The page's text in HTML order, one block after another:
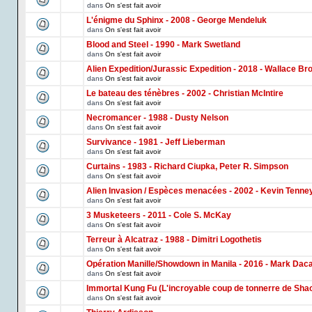
dans On s'est fait avoir
L'énigme du Sphinx - 2008 - George Mendeluk
dans On s'est fait avoir
Blood and Steel - 1990 - Mark Swetland
dans On s'est fait avoir
Alien Expedition/Jurassic Expedition - 2018 - Wallace
dans On s'est fait avoir
Le bateau des ténèbres - 2002 - Christian McIntire
dans On s'est fait avoir
Necromancer - 1988 - Dusty Nelson
dans On s'est fait avoir
Survivance - 1981 - Jeff Lieberman
dans On s'est fait avoir
Curtains - 1983 - Richard Ciupka, Peter R. Simpson
dans On s'est fait avoir
Alien Invasion / Espèces menacées - 2002 - Kevin
dans On s'est fait avoir
3 Musketeers - 2011 - Cole S. McKay
dans On s'est fait avoir
Terreur à Alcatraz - 1988 - Dimitri Logothetis
dans On s'est fait avoir
Opération Manille/Showdown in Manila - 2016 - Mark
dans On s'est fait avoir
Immortal Kung Fu (L'incroyable coup de tonnerre de
dans On s'est fait avoir